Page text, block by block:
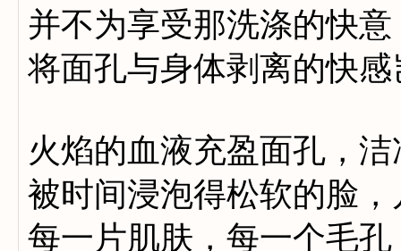
并不为享受那洗涤的快意
将面孔与身体剥离的快
火焰的血液充盈面孔，洁
被时间浸泡得松软的脸
每一片肌肤，每一个毛